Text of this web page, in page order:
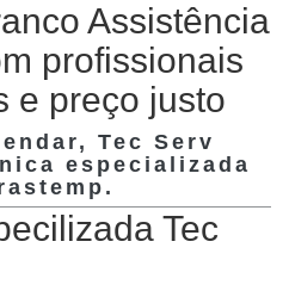
Assistência
profissionais
e preço justo
Tec Serv
especializada
.
Tec